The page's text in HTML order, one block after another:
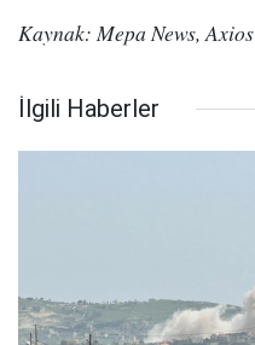
Kaynak: Mepa News, Axios
İlgili Haberler